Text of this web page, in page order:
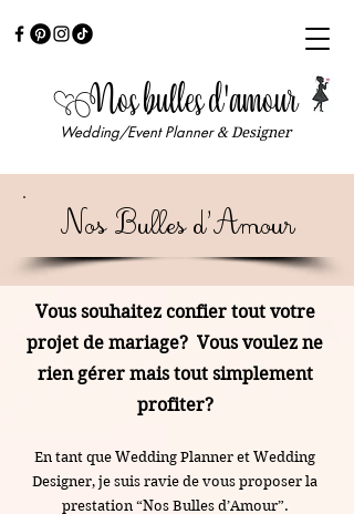
Nos bulles d'amour
Wedding/Event Planner & Designer
Nos Bulles d'Amour
Vous souhaitez confier tout votre
projet de mariage? Vous voulez ne
rien gérer mais tout simplement
profiter?
En tant que Wedding Planner et Wedding
Designer, je suis ravie de vous proposer la
prestation “Nos Bulles d’Amour”.